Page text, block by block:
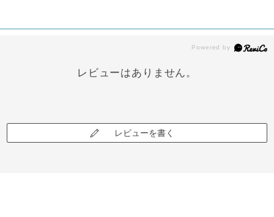
レビューはありません。
レビューを書く